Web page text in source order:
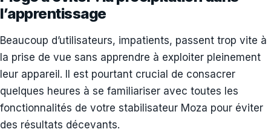
l’apprentissage
Beaucoup d’utilisateurs, impatients, passent trop vite à
la prise de vue sans apprendre à exploiter pleinement
leur appareil. Il est pourtant crucial de consacrer
quelques heures à se familiariser avec toutes les
fonctionnalités de votre stabilisateur Moza pour éviter
des résultats décevants.